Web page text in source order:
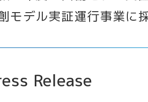
Release